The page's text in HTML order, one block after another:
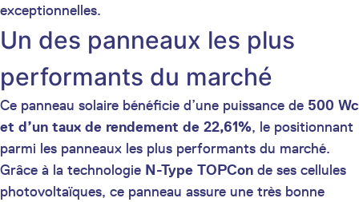
exceptionnelles.
Un des panneaux les plus
performants du marché
Ce panneau solaire bénéficie d’une puissance de 500 Wc
et d’un taux de rendement de 22,61%, le positionnant
parmi les panneaux les plus performants du marché.
Grâce à la technologie N-Type TOPCon de ses cellules
photovoltaïques, ce panneau assure une très bonne